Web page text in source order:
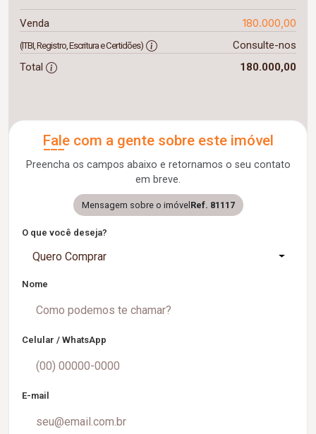
Venda 180.000,00
(ITBI, Registro, Escritura e Certidões)
Consulte-nos
Total
180.000,00
Fale com a gente sobre este imóvel
Preencha os campos abaixo e retornamos o seu contato
em breve.
Mensagem sobre o imóvelRef. 81117
O que você deseja?
Quero Comprar
Nome
Celular / WhatsApp
E-mail